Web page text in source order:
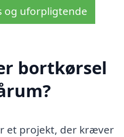
og uforpligtende
bortkørsel
et projekt, der kræver